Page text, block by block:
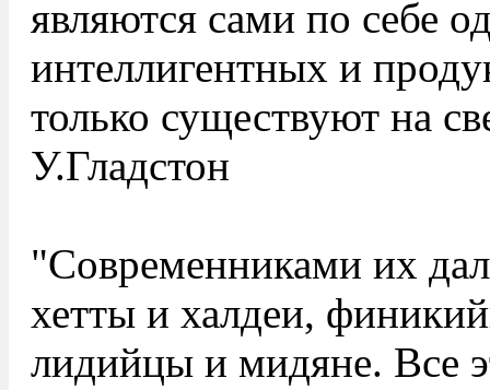
являются сами по себе
интеллигентных и
только существуют на
У.Гладстон
"Cовременниками их
хетты и халдеи,
лидийцы и мидяне. Все